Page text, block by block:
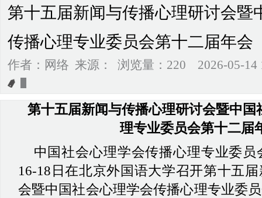
第十五届新闻与传播心理研讨会暨
传播心理专业委员会第十二届年会
作者：网络 来源： 浏览量：220 2026-05-14
第十五届新闻与传播心理研讨会暨中国
理专业委员会第十二届
中国社会心理学会传播心理专业委员
16-18日在北京外国语大学召开第十五
会暨中国社会心理学会传播心理专业委